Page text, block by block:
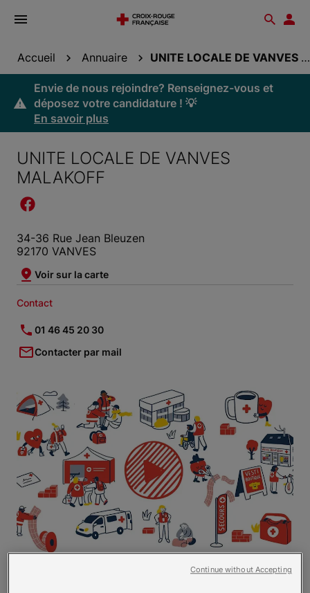
Ouvrir
Accueil Annuaire UNITE LOCALE DE VANVES MALAKOFF
Envie de nous rejoindre? Renseignez-vous et
déposez votre candidature ! 💡
En savoir plus
UNITE LOCALE DE VANVES
MALAKOFF
34-36 Rue Jean Bleuzen
92170 VANVES
Voir sur la carte
Contact
01 46 45 20 30
Contacter par mail
Continue without Accepting